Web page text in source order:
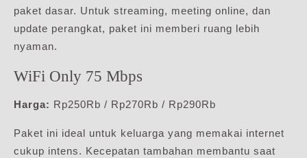
paket dasar. Untuk streaming, meeting online, dan
update perangkat, paket ini memberi ruang lebih
nyaman.
WiFi Only 75 Mbps
Harga: Rp250Rb / Rp270Rb / Rp290Rb
Paket ini ideal untuk keluarga yang memakai internet
cukup intens. Kecepatan tambahan membantu saat